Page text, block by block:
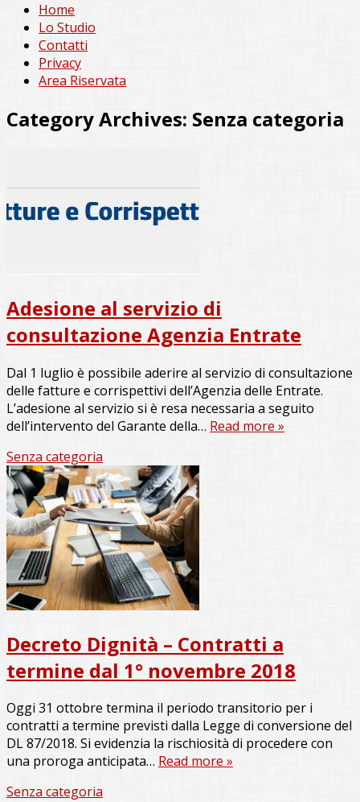
Home
Lo Studio
Contatti
Privacy
Area Riservata
Category Archives: Senza categoria
Adesione al servizio di
consultazione Agenzia Entrate
Dal 1 luglio è possibile aderire al servizio di consultazione
delle fatture e corrispettivi dell’Agenzia delle Entrate.
L’adesione al servizio si è resa necessaria a seguito
dell’intervento del Garante della… Read more »
Senza categoria
Decreto Dignità – Contratti a
termine dal 1° novembre 2018
Oggi 31 ottobre termina il periodo transitorio per i
contratti a termine previsti dalla Legge di conversione del
DL 87/2018. Si evidenzia la rischiosità di procedere con
una proroga anticipata… Read more »
Senza categoria